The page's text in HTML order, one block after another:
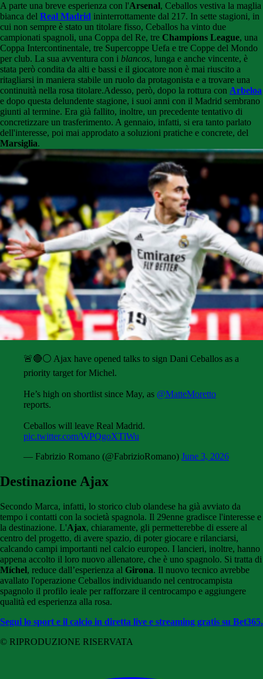
A parte una breve esperienza con l'Arsenal, Ceballos vestiva la maglia
bianca del Real Madrid ininterrottamente dal 217. In sette stagioni, in
cui non sempre è stato un titolare fisso, Ceballos ha vinto due
campionati spagnoli, una Coppa del Re, tre Champions League, una
Coppa Intercontinentale, tre Supercoppe Uefa e tre Coppe del Mondo
per club. La sua avventura con i blancos, lunga e anche vincente, è
stata però condita da alti e bassi e il giocatore non è mai riuscito a
ritagliarsi in maniera stabile un ruolo da protagonista e a trovare una
continuità nella rosa titolare.Adesso, però, dopo la rottura con Arbeloa
e dopo questa delundente stagione, i suoi anni con il Madrid sembrano
giunti al termine. Era già fallito, inoltre, un precedente tentativo di
concretizzare un trasferimento. A gennaio, infatti, si era tanto parlato
dell'interesse, poi mai approdato a soluzioni pratiche e concrete, del
Marsiglia.
🚨🔴⚪️ Ajax have opened talks to sign Dani Ceballos as a
priority target for Michel.
He’s high on shortlist since May, as @MatteMoretto
reports.
Ceballos will leave Real Madrid.
pic.twitter.com/WPQgoXTlWu
— Fabrizio Romano (@FabrizioRomano) June 3, 2026
Destinazione Ajax
Secondo Marca, infatti, lo storico club olandese ha già avviato da
tempo i contatti con la società spagnola. Il 29enne gradisce l'interesse e
la destinazione. L'Ajax, chiaramente, gli permetterebbe di essere al
centro del progetto, di avere spazio, di poter giocare e rilanciarsi,
calcando campi importanti nel calcio europeo. I lancieri, inoltre, hanno
appena accolto il loro nuovo allenatore, che è uno spagnolo. Si tratta di
Míchel, reduce dall’esperienza al Girona. Il nuovo tecnico avrebbe
avallato l'operazione Ceballos individuando nel centrocampista
spagnolo il profilo ieale per rafforzare il centrocampo e aggiungere
qualità ed esperienza alla rosa.
Segui lo sport e il calcio in diretta live e streaming gratis su Bet365.
© RIPRODUZIONE RISERVATA